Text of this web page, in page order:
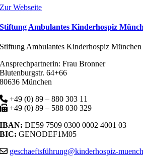
Zur Webseite
Stiftung Ambulantes Kinderhospiz
Stiftung Ambulantes Kinderhospiz
Ansprechpartnerin: Frau Bronner
Blutenburgstr. 64+66
80636 München
+49 (0) 89 – 880 303 11
+49 (0) 89 – 588 030 329
IBAN:DE59 7509 0300 0002 4001 03
BIC:GENODEF1M05
geschaeftsführung@kinderhospiz-